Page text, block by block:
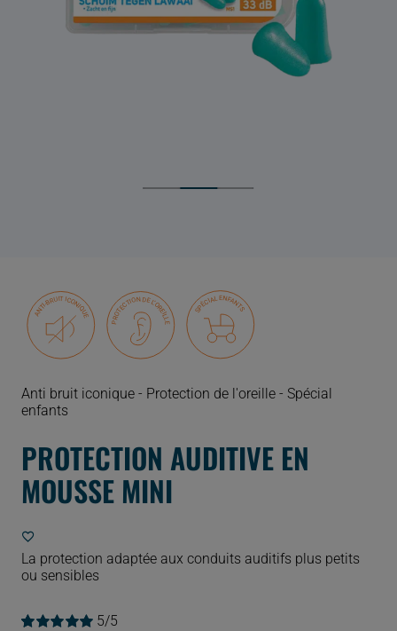
Anti bruit iconique - Protection de l'oreille - Spécial
enfants
PROTECTION AUDITIVE EN
MOUSSE MINI
La protection adaptée aux conduits auditifs plus petits
ou sensibles
5/5